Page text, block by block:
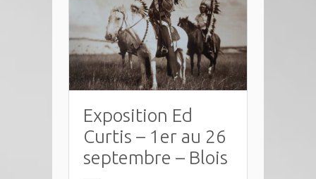
Exposition Ed
Curtis – 1er au 26
septembre – Blois